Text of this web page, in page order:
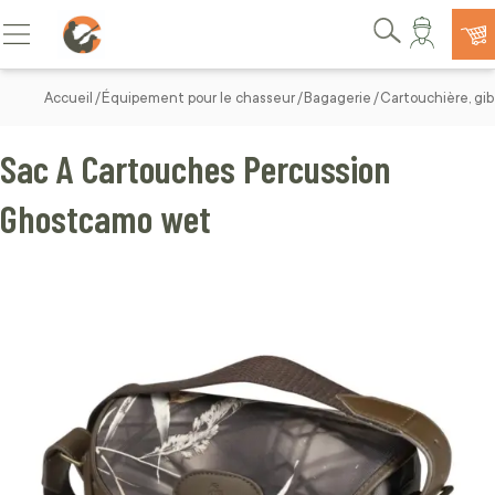
Allez au contenu
Basculer la navigation
Rechercher
Accueil Équipement pour le chasseur Bagagerie Cartouchière,
Sac A Cartouches Percussion
Ghostcamo wet